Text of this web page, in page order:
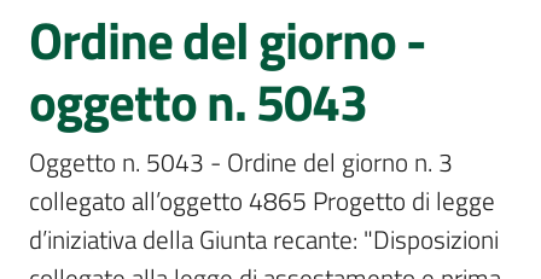
Per
i
media
Ordine del giorno -
oggetto n. 5043
Oggetto n. 5043 - Ordine del giorno n. 3
collegato all’oggetto 4865 Progetto di legge
d’iniziativa della Giunta recante: "Disposizioni